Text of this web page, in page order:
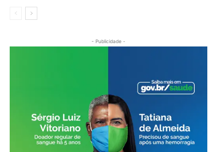
- Publicidade -